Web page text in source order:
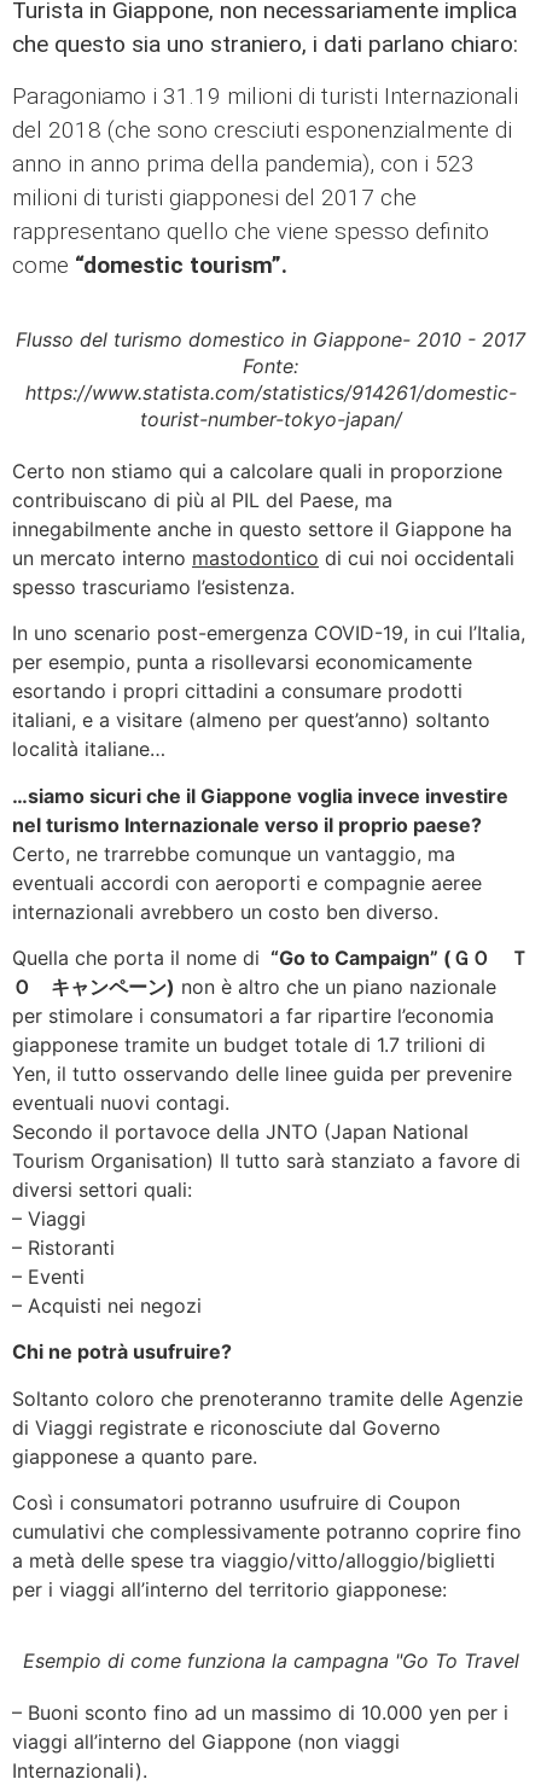
Turista in Giappone, non necessariamente implica
che questo sia uno straniero, i dati parlano chiaro:
Paragoniamo i 31.19 milioni di turisti Internazionali
del 2018 (che sono cresciuti esponenzialmente di
anno in anno prima della pandemia), con i 523
milioni di turisti giapponesi del 2017 che
rappresentano quello che viene spesso definito
come “domestic tourism”.
Flusso del turismo domestico in Giappone- 2010 - 2017
Fonte:
https://www.statista.com/statistics/914261/domestic-
tourist-number-tokyo-japan/
Certo non stiamo qui a calcolare quali in proporzione
contribuiscano di più al PIL del Paese, ma
innegabilmente anche in questo settore il Giappone ha
un mercato interno mastodontico di cui noi occidentali
spesso trascuriamo l’esistenza.
In uno scenario post-emergenza COVID-19, in cui l’Italia,
per esempio, punta a risollevarsi economicamente
esortando i propri cittadini a consumare prodotti
italiani, e a visitare (almeno per quest’anno) soltanto
località italiane…
…siamo sicuri che il Giappone voglia invece investire
nel turismo Internazionale verso il proprio paese?
Certo, ne trarrebbe comunque un vantaggio, ma
eventuali accordi con aeroporti e compagnie aeree
internazionali avrebbero un costo ben diverso.
Quella che porta il nome di “Go to Campaign” (ＧＯ Ｔ
Ｏ キャンペーン) non è altro che un piano nazionale
per stimolare i consumatori a far ripartire l’economia
giapponese tramite un budget totale di 1.7 trilioni di
Yen, il tutto osservando delle linee guida per prevenire
eventuali nuovi contagi.
Secondo il portavoce della JNTO (Japan National
Tourism Organisation) Il tutto sarà stanziato a favore di
diversi settori quali:
– Viaggi
– Ristoranti
– Eventi
– Acquisti nei negozi
Chi ne potrà usufruire?
Soltanto coloro che prenoteranno tramite delle Agenzie
di Viaggi registrate e riconosciute dal Governo
giapponese a quanto pare.
Così i consumatori potranno usufruire di Coupon
cumulativi che complessivamente potranno coprire fino
a metà delle spese tra viaggio/vitto/alloggio/biglietti
per i viaggi all’interno del territorio giapponese:
Esempio di come funziona la campagna "Go To Travel
– Buoni sconto fino ad un massimo di 10.000 yen per i
viaggi all’interno del Giappone (non viaggi
Internazionali).